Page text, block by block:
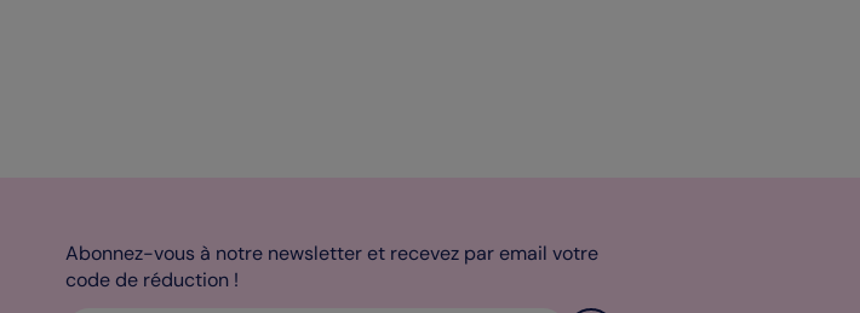
Abonnez-vous à notre newsletter et recevez par email votre
code de réduction !